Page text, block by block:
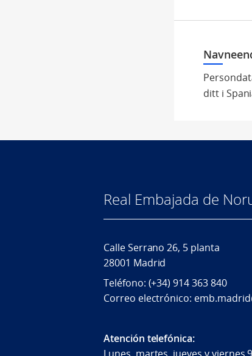
ditt i
Real Embajada de
Calle Serrano 26, 5 planta
28001 Madrid
Teléfono: (+34) 914 363 840
Correo electrónico:
Atención telefónica: